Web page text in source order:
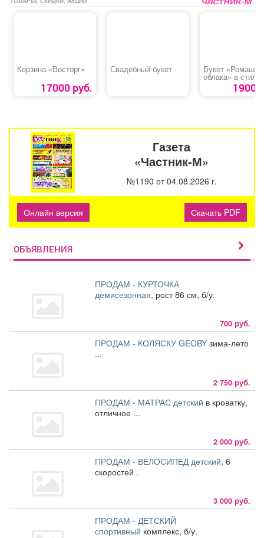
Корзина «Восторг»
17000 руб.
Свадебный букет Букет
облака» в
зефирной1900
Газета
«Частник-М»
№1190 от 04.08.2026 г.
Онлайн версия Скачать PDF
ОБЪЯВЛЕНИЯ
ПРОДАМ - КУРТОЧКА
демисезонная, рост 86 см, б/у.
700 руб.
ПРОДАМ - КОЛЯСКУ GEOBY зима-лето
...
2 750 руб.
ПРОДАМ - МАТРАС детский в кроватку,
отличное ...
2 000 руб.
ПРОДАМ - ВЕЛОСИПЕД детский, 6
скоростей .
3 000 руб.
ПРОДАМ - ДЕТСКИЙ
спортивный комплекс, б/у.